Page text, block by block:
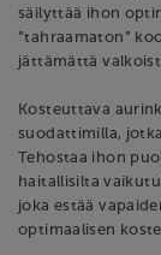
säilyttää ihon
”tahraamaton”
jättämättä
Kosteuttava
suodattimilla,
Tehostaa ihon
haitallisilta
joka estää
optimaalisen